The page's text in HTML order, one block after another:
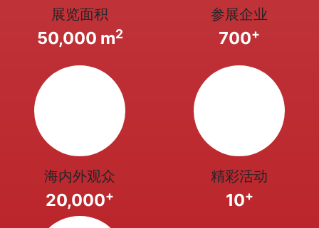
展览面积
50,000 m2
参展企业
700+
海内外观众
20,000+
精彩活动
10+